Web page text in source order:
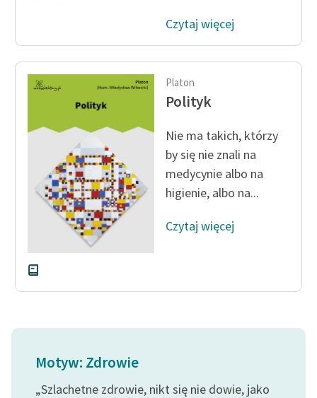
Regulamin biblioteki
Dane fundacji i
sprawozdania finansowe
Regulamin darowizn
Informacja o treściach
wrażliwych
Deklaracja dostępności
Czytaj więcej
Platon
Polityk
Nie ma takich, którzy
by się nie znali na
medycynie albo na
higienie, albo na...
Czytaj więcej
Motyw: Zdrowie
„Szlachetne zdrowie, nikt się nie dowie, jako